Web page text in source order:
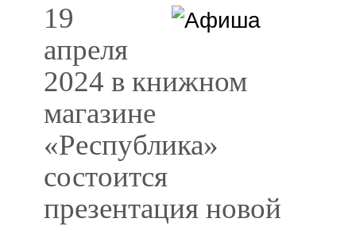
19
апреля
2024 в книжном
магазине
«Республика»
состоится
презентация новой